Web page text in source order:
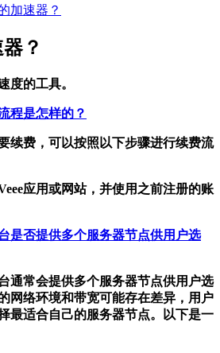
加速器？
？
度的工具。
程是怎样的？
续费，可以按照以下步骤进行续费流
应用或网站，并使用之前注册的账
是否提供多个服务器节点供用户选
通常会提供多个服务器节点供用户选
网络环境和带宽可能存在差异，用户
最适合自己的服务器节点。以下是一